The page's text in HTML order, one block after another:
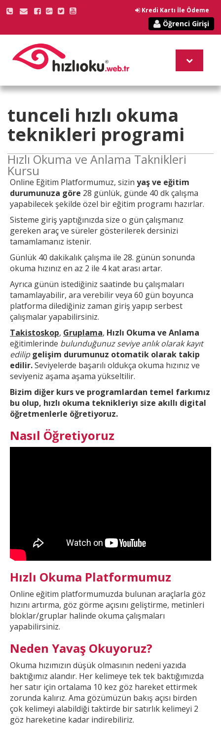
Kredi Kartı İle Ödeme
Öğrenci Girişi
tunceli hızlı okuma
teknikleri programi
Hızlı Okuma ve Anlama Taknikleri
Kursu
Online Eğitim Platformumuz, sizin yaş ve eğitim
durumunuza göre 28 günlük, günde 40 dk çalışma
yapabilecek şekilde özel bir eğitim programı hazırlar.
Sisteme giriş yaptığınızda size o gün çalışmanız
gereken araç ve süreler gösterilerek dersinizi
tamamlamanız istenir.
Günlük 40 dakikalık çalışma ile 28. günün sonunda
okuma hızınız en az 2 ile 4 kat arası artar.
Ayrıca günün istediğiniz saatinde bu çalışmaları
tamamlayabilir, ara verebilir veya 60 gün boyunca
platforma dilediğiniz zaman giriş yapıp serbest
çalışmalar yapabilirsiniz.
Takistoskop, Gruplama, Hızlı Okuma ve Anlama
eğitimlerinde bulunduğunuz seviye anlık olarak kayıt
edilip gelişim durumunuz otomatik olarak takip
edilir.Seviyelerde başarılı oldukça okuma hızınız ve
seviyeniz aşama aşama yükseltilir.
Bizim diğer kurs ve programlardan temel farkımız
bu olup, hızlı okuma teknikleriyı size akıllı digital
öğretmenlerle öğretiyoruz.
Nasıl Öğretiyoruz
Hızlı Okuma Platformumuz
Online eğitim platformumuzda bulunan araçlarla göz
hızını artırma, göz görme açısını geliştirme, metinleri
bloklar/gruplar halinde okuma çalışmaları
yapabilirsiniz.
Neden Yavaş Okuyoruz?
Okuma hızımızın düşük olmasının nedeni yazıda
baktığımız alandır. Her kelimeye tek tek baktığımızda
her satır için ortalama 10 kez göz hareket ettirmek
zorunda kalırız. Ama gözümüzün bakış açısı birden
çok kelimeyi alabildiği taktirde birsatırlık kelimeyi 2
göz hareketine kadar indirebiliriz.